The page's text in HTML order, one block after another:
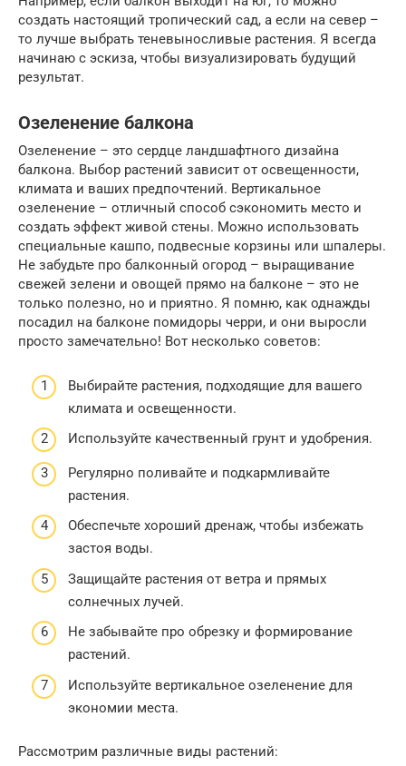
создать настоящий тропический сад, а если на север –
то лучше выбрать теневыносливые растения. Я всегда
начинаю с эскиза, чтобы визуализировать будущий
результат.
Озеленение балкона
Озеленение – это сердце ландшафтного дизайна
балкона. Выбор растений зависит от освещенности,
климата и ваших предпочтений. Вертикальное
озеленение – отличный способ сэкономить место и
создать эффект живой стены. Можно использовать
специальные кашпо, подвесные корзины или шпалеры.
Не забудьте про балконный огород – выращивание
свежей зелени и овощей прямо на балконе – это не
только полезно, но и приятно. Я помню, как однажды
посадил на балконе помидоры черри, и они выросли
просто замечательно! Вот несколько советов:
Выбирайте растения, подходящие для вашего
климата и освещенности.
Используйте качественный грунт и удобрения.
Регулярно поливайте и подкармливайте
растения.
Обеспечьте хороший дренаж, чтобы избежать
застоя воды.
Защищайте растения от ветра и прямых
солнечных лучей.
Не забывайте про обрезку и формирование
растений.
Используйте вертикальное озеленение для
экономии места.
Рассмотрим различные виды растений: